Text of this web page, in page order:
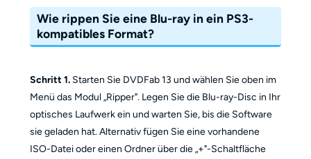
Wie rippen Sie eine Blu-ray in ein PS3-
kompatibles Format?
Schritt 1.Starten Sie DVDFab 13 und wählen Sie oben im
Menü das Modul „Ripper". Legen Sie die Blu-ray-Disc in Ihr
optisches Laufwerk ein und warten Sie, bis die Software
sie geladen hat. Alternativ fügen Sie eine vorhandene
ISO-Datei oder einen Ordner über die „+"-Schaltfläche